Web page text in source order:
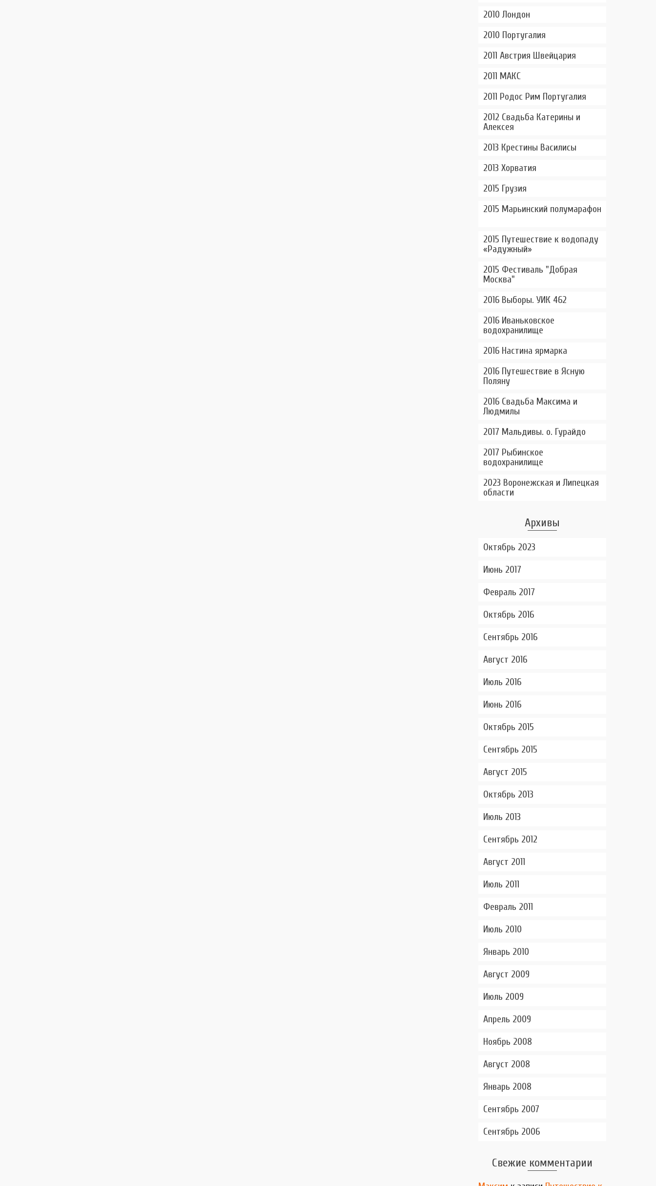
2010 Лондон
2010 Португалия
2011 Австрия Швейцария
2011 МАКС
2011 Родос Рим Португалия
2012 Свадьба Катерины и
Алексея
2013 Крестины Василисы
2013 Хорватия
2015 Грузия
2015 Марьинский полумарафон
2015 Путешествие к водопаду
«Радужный»
2015 Фестиваль "Добрая
Москва"
2016 Выборы. УИК 462
2016 Иваньковское
водохранилище
2016 Настина ярмарка
2016 Путешествие в Ясную
Поляну
2016 Свадьба Максима и
Людмилы
2017 Мальдивы. о. Гурайдо
2017 Рыбинское
водохранилище
2023 Воронежская и Липецкая
области
Архивы
Октябрь 2023
Июнь 2017
Февраль 2017
Октябрь 2016
Сентябрь 2016
Август 2016
Июль 2016
Июнь 2016
Октябрь 2015
Сентябрь 2015
Август 2015
Октябрь 2013
Июль 2013
Сентябрь 2012
Август 2011
Июль 2011
Февраль 2011
Июль 2010
Январь 2010
Август 2009
Июль 2009
Апрель 2009
Ноябрь 2008
Август 2008
Январь 2008
Сентябрь 2007
Сентябрь 2006
Свежие комментарии